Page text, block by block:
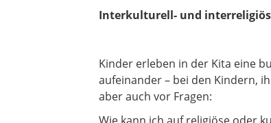
Interkulturell- und
Kinder erleben in der Kita eine
aufeinander – bei den Kindern,
aber auch vor Fragen: